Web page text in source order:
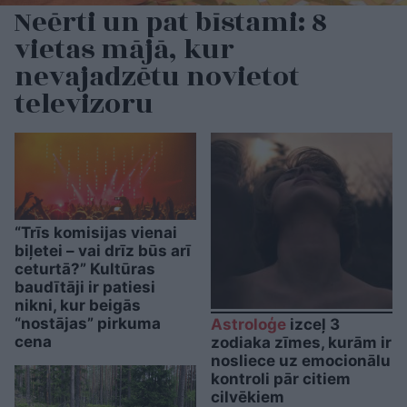
Neērti un pat bīstami: 8
vietas mājā, kur
nevajadzētu novietot
televizoru
“Trīs komisijas vienai
biļetei – vai drīz būs arī
ceturtā?” Kultūras
baudītāji ir patiesi
nikni, kur beigās
“nostājas” pirkuma
cena
Astroloģe izceļ 3
zodiaka zīmes, kurām ir
nosliece uz emocionālu
kontroli pār citiem
cilvēkiem